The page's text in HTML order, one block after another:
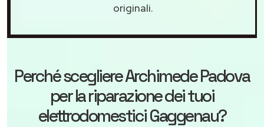
originali.
Perché scegliereArchimede Padova
per la riparazione dei tuoi
elettrodomestici Gaggenau?